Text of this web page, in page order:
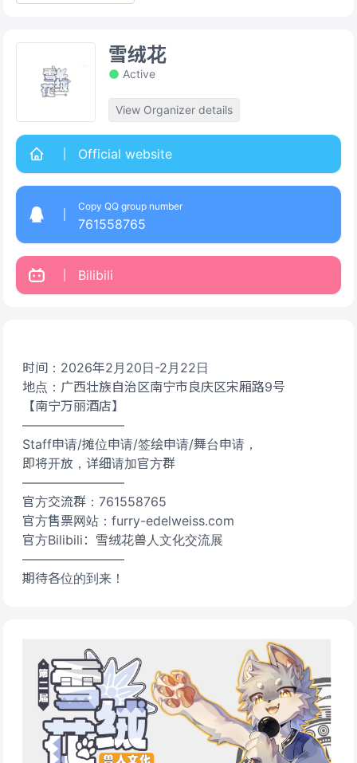
时间：2026年2月20日-2月22日
地点：广西壮族自治区南宁市良庆区宋厢路9号
【南宁万丽酒店】
————————
Staff申请/摊位申请/签绘申请/舞台申请，
即将开放，详细请加官方群
————————
官方交流群：761558765
官方售票网站：furry-edelweiss.com
官方Bilibili：雪绒花兽人文化交流展
————————
期待各位的到来！
雪绒花
Active
View Organizer details
Official website
Copy QQ group number
761558765
Bilibili